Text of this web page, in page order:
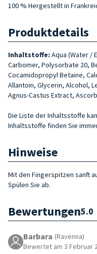
100 % Hergestellt in
Produktdetails
Inhaltstoffe: Aqua (Water /
Carbomer, Polysorbate 20,
Cocamidopropyl Betaine,
Allantoin, Glycerin, Alcohol,
Agnus-Castus Extract,
Die Liste der Inhaltsstoffe
Inhaltsstoffe finden Sie
Hinweise
Mit den Fingerspitzen sanft
Spülen Sie ab.
Bewertungen5.0
Barbara (Ravenna)
Bewertet am 3 Februar